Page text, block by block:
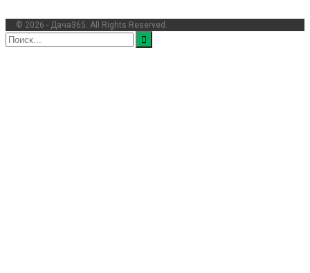
© 2026 - Дача365. All Rights Reserved.